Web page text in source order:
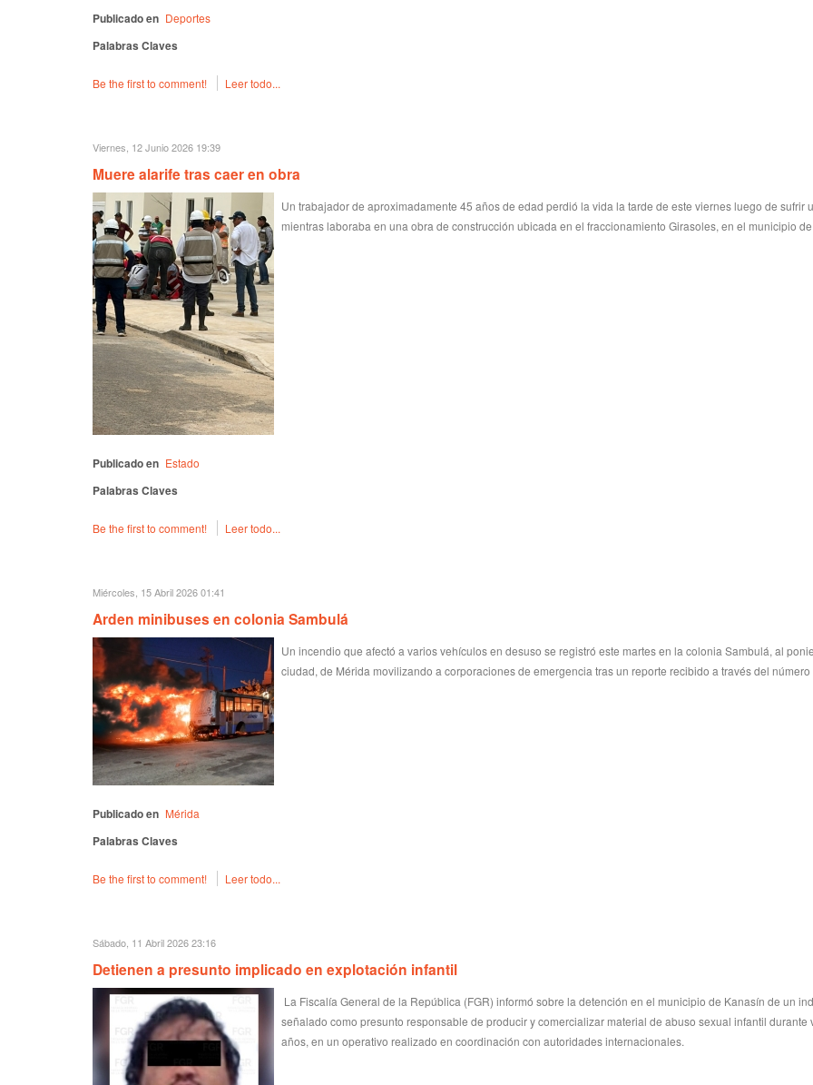
Publicado en Deportes
Palabras Claves
Be the first to comment! Leer todo...
Viernes, 12 Junio 2026 19:39
Muere alarife tras caer en obra
Un trabajador de aproximadamente 45 años de edad perdió la vida la tarde de este viernes luego de sufrir
mientras laboraba en una obra de construcción ubicada en el fraccionamiento Girasoles, en el municipio
Publicado en Estado
Palabras Claves
Be the first to comment! Leer todo...
Miércoles, 15 Abril 2026 01:41
Arden minibuses en colonia Sambulá
Un incendio que afectó a varios vehículos en desuso se registró este martes en la colonia Sambulá, al
ciudad, de Mérida movilizando a corporaciones de emergencia tras un reporte recibido a través del número
Publicado en Mérida
Palabras Claves
Be the first to comment! Leer todo...
Sábado, 11 Abril 2026 23:16
Detienen a presunto implicado en explotación infantil
La Fiscalía General de la República (FGR) informó sobre la detención en el municipio de Kanasín de un
señalado como presunto responsable de producir y comercializar material de abuso sexual infantil durante
años, en un operativo realizado en coordinación con autoridades internacionales.